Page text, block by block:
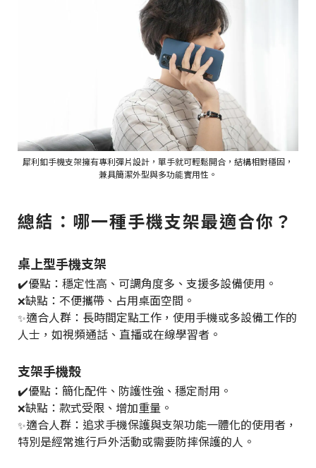
犀利釦手機支架擁有專利彈片設計，單手就可輕鬆開合，結構相對穩固，
兼具簡潔外型與多功能實用性。
總結：哪一種手機支架最適合你？
桌上型手機支架
✔️優點：穩定性高、可調角度多、支援多設備使用。
❌缺點：不便攜帶、占用桌面空間。
✨適合人群：長時間定點工作，使用手機或多設備工作的
人士，如視頻通話、直播或在線學習者。
支架手機殼
✔️優點：簡化配件、防護性強、穩定耐用。
❌缺點：款式受限、增加重量。
✨適合人群：追求手機保護與支架功能一體化的使用者，
特別是經常進行戶外活動或需要防摔保護的人。